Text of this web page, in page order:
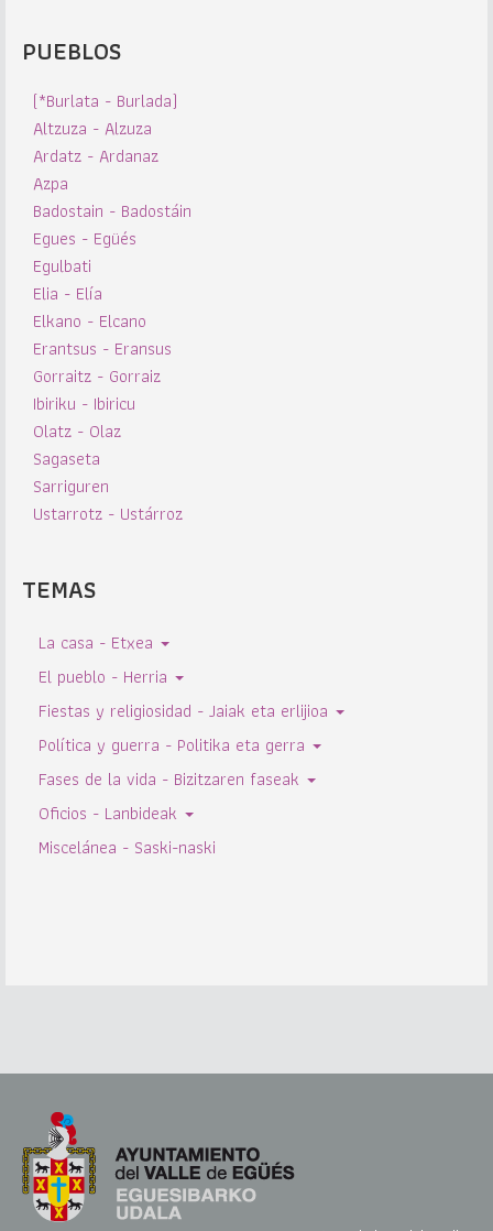
PUEBLOS
(*Burlata - Burlada)
Altzuza - Alzuza
Ardatz - Ardanaz
Azpa
Badostain - Badostáin
Egues - Egüés
Egulbati
Elia - Elía
Elkano - Elcano
Erantsus - Eransus
Gorraitz - Gorraiz
Ibiriku - Ibiricu
Olatz - Olaz
Sagaseta
Sarriguren
Ustarrotz - Ustárroz
TEMAS
La casa - Etxea
El pueblo - Herria
Fiestas y religiosidad - Jaiak eta erlijioa
Política y guerra - Politika eta gerra
Fases de la vida - Bizitzaren faseak
Oficios - Lanbideak
Miscelánea - Saski-naski